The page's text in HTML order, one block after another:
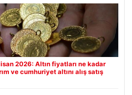
2026: Altın fiyatları ne kadar
ve cumhuriyet altını alış satış